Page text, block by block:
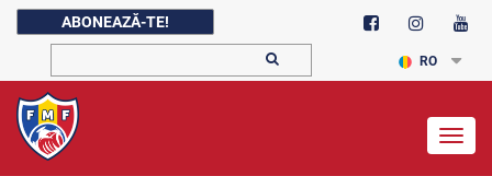
ABONEAZĂ-TE!
RO